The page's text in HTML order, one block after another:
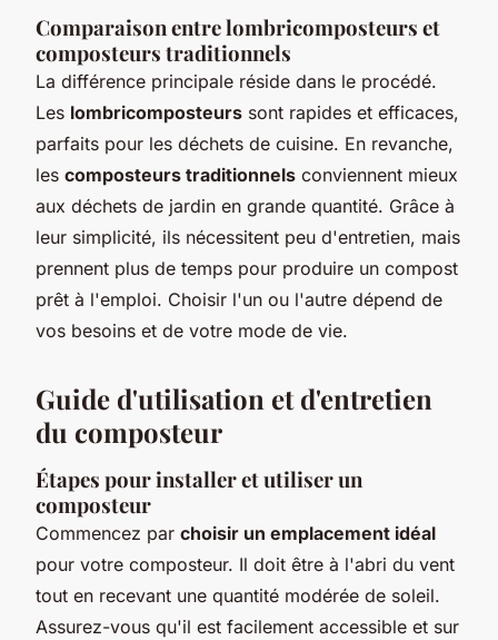
Comparaison entre lombricomposteurs et
composteurs traditionnels
La différence principale réside dans le procédé.
Les lombricomposteurs sont rapides et efficaces,
parfaits pour les déchets de cuisine. En revanche,
les composteurs traditionnels conviennent mieux
aux déchets de jardin en grande quantité. Grâce à
leur simplicité, ils nécessitent peu d'entretien, mais
prennent plus de temps pour produire un compost
prêt à l'emploi. Choisir l'un ou l'autre dépend de
vos besoins et de votre mode de vie.
Guide d'utilisation et d'entretien
du composteur
Étapes pour installer et utiliser un
composteur
Commencez par choisir un emplacement idéal
pour votre composteur. Il doit être à l'abri du vent
tout en recevant une quantité modérée de soleil.
Assurez-vous qu'il est facilement accessible et sur